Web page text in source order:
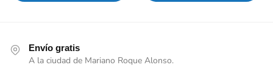
Envío gratis
A la ciudad de Mariano Roque Alonso.